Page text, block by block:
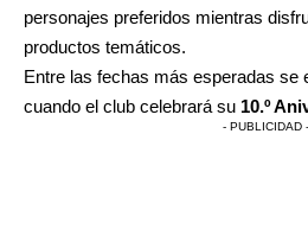
personajes preferidos mientras
productos temáticos.
Entre las fechas más esperadas se
cuando el club celebrará su 10.º
- PUBLICIDAD -